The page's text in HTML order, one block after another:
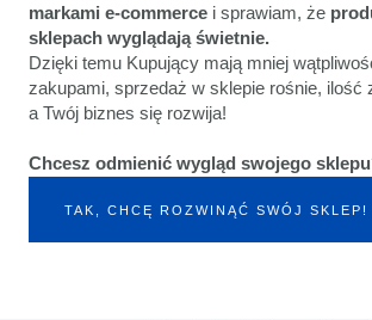
markami e-commerce i sprawiam, że
sklepach wyglądają świetnie.
Dzięki temu Kupujący mają mniej
zakupami, sprzedaż w sklepie rośnie, ilość
a Twój biznes się rozwija!
Chcesz odmienić wygląd swojego
TAK, CHCĘ ROZWINĄĆ SWÓJ SKLEP!